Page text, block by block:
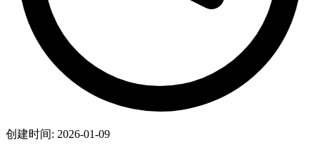
创建时间: 2026-01-09